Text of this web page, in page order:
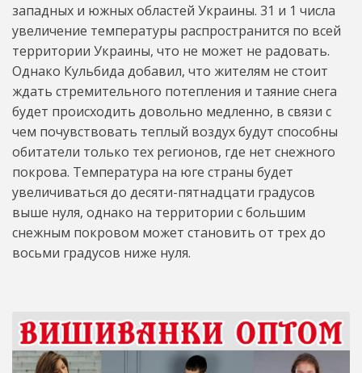
западных и южных областей Украины. 31 и 1 числа
увеличение температуры распространится по всей
территории Украины, что не может не радовать.
Однако Кульбида добавил, что жителям не стоит
ждать стремительного потепления и таяние снега
будет происходить довольно медленно, в связи с
чем почувствовать теплый воздух будут способны
обитатели только тех регионов, где нет снежного
покрова. Температура на юге страны будет
увеличиваться до десяти-пятнадцати градусов
выше нуля, однако на территории с большим
снежным покровом может становить от трех до
восьми градусов ниже нуля.